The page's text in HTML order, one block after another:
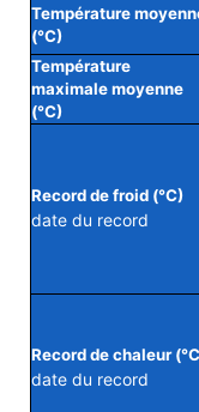
Température
(°C)
Température
maximale moyenne
(°C)
Record de froid (°C)
date du record
Record de chaleur
date du record